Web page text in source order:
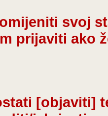
svoj
prijaviti ako
[objaviti]